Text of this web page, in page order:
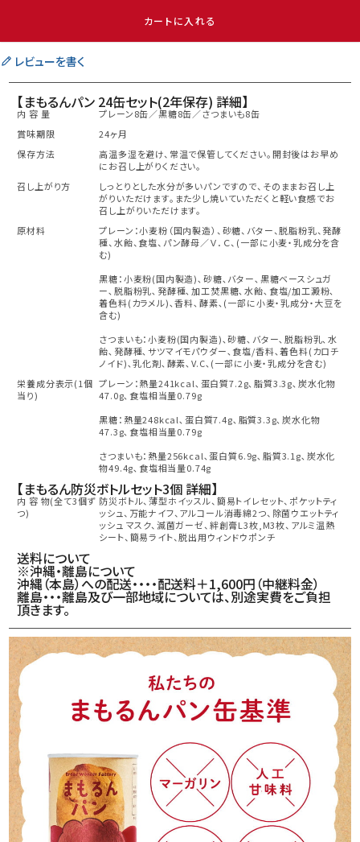
カートに入れる
レビューを書く
【まもるんパン 24缶セット(2年保存) 詳細】
内 容 量
プレーン8缶／黒糖8缶／さつまいも8缶
賞味期限
24ヶ月
保存方法
高温多湿を避け、常温で保管してください。開封後はお早め
にお召し上がりください。
召し上がり方
しっとりとした水分が多いパンですので、そのままお召し上
がりいただけます。また少し焼いていただくと軽い食感でお
召し上がりいただけます。
原材料
プレーン：小麦粉（国内製造）、砂糖、バター、脱脂粉乳、発酵
種、水飴、食塩、パン酵母／Ｖ．Ｃ、(一部に小麦・乳成分を含
む)
黒糖：小麦粉(国内製造)､砂糖､バター､黒糖ベースシュガ
ー､脱脂粉乳､発酵種､加工焚黒糖､水飴､食塩/加工澱粉､
着色料(カラメル)､香料､酵素､(一部に小麦・乳成分・大豆を
含む)
さつまいも：小麦粉(国内製造)､砂糖､バター､脱脂粉乳､水
飴､発酵種､サツマイモパウダー､食塩/香料､着色料(カロチ
ノイド)､乳化剤､酵素､V.C､(一部に小麦・乳成分を含む)
栄養成分表示(1個
当り)
プレーン：熱量241kcal､蛋白質7.2g､脂質3.3g､炭水化物
47.0g､食塩相当量0.79g
黒糖：熱量248kcal､蛋白質7.4g､脂質3.3g､炭水化物
47.3g､食塩相当量0.79g
さつまいも：熱量256kcal､蛋白質6.9g､脂質3.1g､炭水化
物49.4g､食塩相当量0.74g
【まもるん防災ボトルセット3個 詳細】
内 容 物(全て3個ず
つ)
防災ボトル、薄型ホイッスル、簡易トイレセット、ポケットティ
ッシュ、万能ナイフ、アルコール消毒綿2つ、除菌ウエットティ
ッシュ マスク、滅菌ガーゼ、絆創膏L3枚,M3枚、アルミ温熱
シート、簡易ライト、脱出用ウィンドウポンチ
送料について
※沖縄・離島について
沖縄（本島）への配送・・・・配送料＋1,600円（中継料金）
離島・・・離島及び一部地域については、別途実費をご負担
頂きます。